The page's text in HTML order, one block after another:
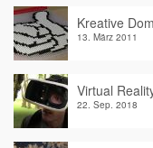
Kreative
13. März 2011
Virtual
22. Sep. 2018